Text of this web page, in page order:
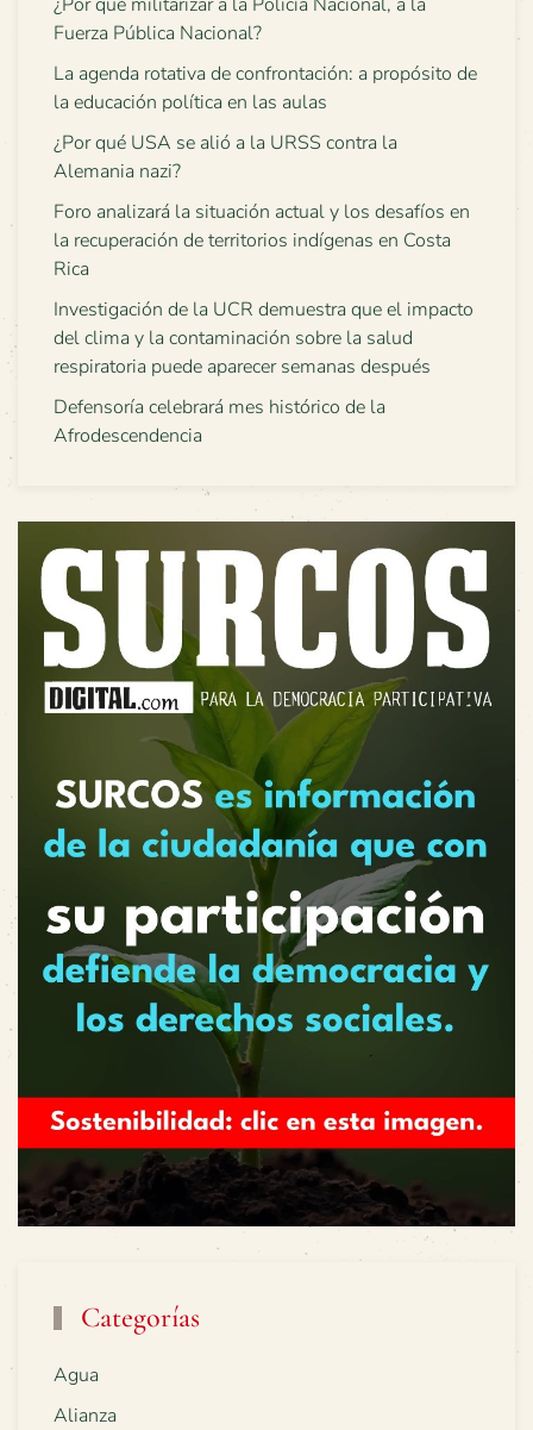
Fuerza Pública Nacional?
La agenda rotativa de confrontación: a propósito de
la educación política en las aulas
¿Por qué USA se alió a la URSS contra la
Alemania nazi?
Foro analizará la situación actual y los desafíos en
la recuperación de territorios indígenas en Costa
Rica
Investigación de la UCR demuestra que el impacto
del clima y la contaminación sobre la salud
respiratoria puede aparecer semanas después
Defensoría celebrará mes histórico de la
Afrodescendencia
Categorías
Agua
Alianza